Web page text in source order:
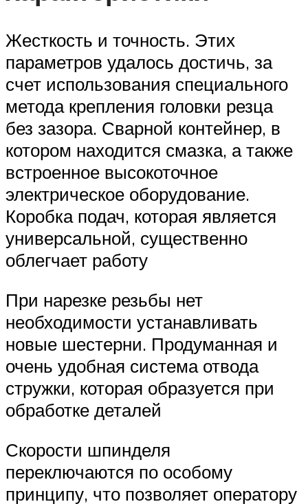
Жесткость и точность. Этих
параметров удалось достичь, за
счет использования специального
метода крепления головки резца
без зазора. Сварной контейнер, в
котором находится смазка, а также
встроенное высокоточное
электрическое оборудование.
Коробка подач, которая является
универсальной, существенно
облегчает работу
При нарезке резьбы нет
необходимости устанавливать
новые шестерни. Продуманная и
очень удобная система отвода
стружки, которая образуется при
обработке деталей
Скорости шпинделя
переключаются по особому
принципу, что позволяет оператору